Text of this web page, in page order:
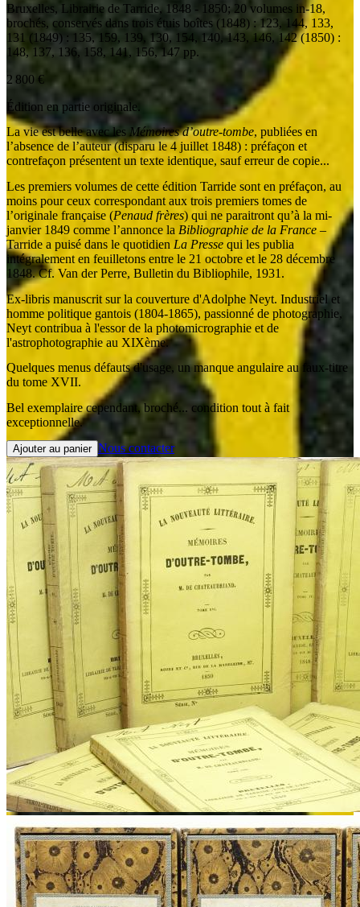
Bruxelles, Librairie de Tarride, 1848 - 1850; 20 volumes in-18,
brochés, conservés dans trois étuis boîtes (1848) : 123, 144, 133,
131 (1849) : 135, 159, 139, 130, 154, 140, 143, 146, 142 (1850) :
148, 137, 136, 158, 141, 156, 147 pp.
2 800 €
Édition en partie originale.
La vie est belle avec les Mémoires d’outre-tombe, publiées en
l’absence de l’auteur (disparu le 4 juillet 1848) : préfaçon et
contrefaçon présentent un texte identique, sauf erreur de copie...
Les premiers volumes de cette édition Tarride sont en préfaçon, au
moins pour ceux correspondant aux trois premiers tomes de
l’originale française (Penaud frères) qui ne paraitront qu’à la mi-
janvier 1849 comme l’annonce la Bibliographie de la France–
Tarride a puisé dans le quotidien La Presse qui les publia
intégralement en feuilletons entre le 21 octobre et le 28 décembre
1848. Cf. Van der Perre, Bulletin du Bibliophile, 1931.
Ex-libris manuscrit sur la couverture d'Adolphe Neyt. Industriel et
homme politique gantois (1804-1865), passionné de photographie,
Neyt contribua à l'essor de la photomicrographie et de
l'astrophotographie au XIXème.
Quelques menus défauts d'usage, un manque angulaire au faux-titre
du tome XVII.
Bel exemplaire cependant, broché... condition tout à fait
exceptionnelle.
Ajouter au panier Nous contacter